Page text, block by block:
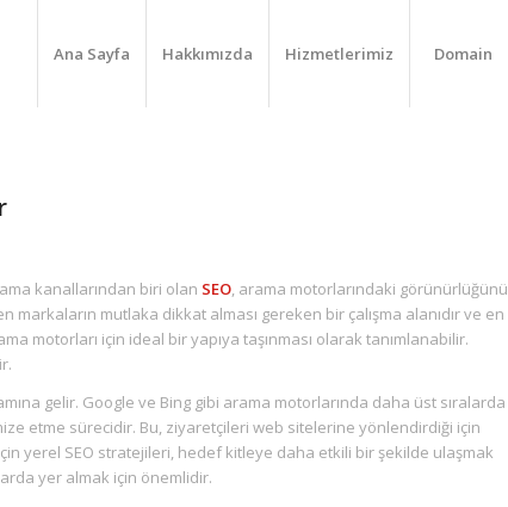
Ana Sayfa Hakkımızda Hizmetlerimiz Domain
kanallarından biri olan SEO, arama motorlarındaki görünürlüğünü
mutlaka dikkat alması gereken bir çalışma alanıdır ve en
motorları için ideal bir yapıya taşınması olarak tanımlanabilir.
gelir. Google ve Bing gibi arama motorlarında daha üst sıralarda
etme sürecidir. Bu, ziyaretçileri web sitelerine yönlendirdiği için
yerel SEO stratejileri, hedef kitleye daha etkili bir şekilde ulaşmak
yer almak için önemlidir.